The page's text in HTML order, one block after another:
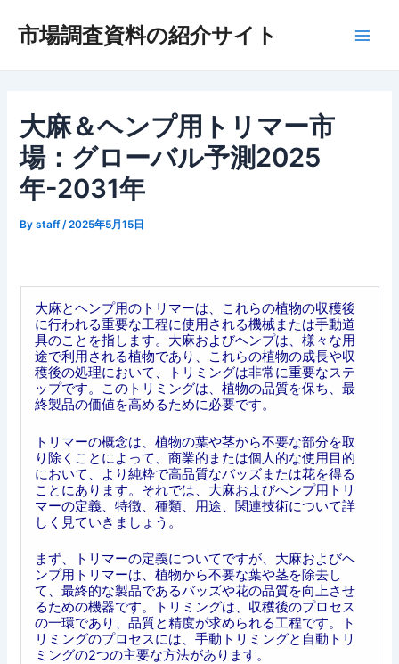
市場調査資料の紹介サイト
大麻＆ヘンプ用トリマー市
場：グローバル予測2025
年-2031年
Bystaff /2025年5月15日
大麻とヘンプ用のトリマーは、これらの植物の収穫後
に行われる重要な工程に使用される機械または手動道
具のことを指します。大麻およびヘンプは、様々な用
途で利用される植物であり、これらの植物の成長や収
穫後の処理において、トリミングは非常に重要なステ
ップです。このトリミングは、植物の品質を保ち、最
終製品の価値を高めるために必要です。
トリマーの概念は、植物の葉や茎から不要な部分を取
り除くことによって、商業的または個人的な使用目的
において、より純粋で高品質なバッズまたは花を得る
ことにあります。それでは、大麻およびヘンプ用トリ
マーの定義、特徴、種類、用途、関連技術について詳
しく見ていきましょう。
まず、トリマーの定義についてですが、大麻およびヘ
ンプ用トリマーは、植物から不要な葉や茎を除去し
て、最終的な製品であるバッズや花の品質を向上させ
るための機器です。トリミングは、収穫後のプロセス
の一環であり、品質と精度が求められる工程です。ト
リミングのプロセスには、手動トリミングと自動トリ
ミングの2つの主要な方法があります。